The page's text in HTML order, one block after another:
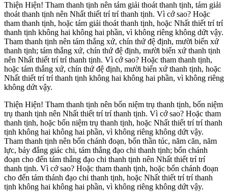
Thiện Hiện! Tham thanh tịnh nên tám giải thoát thanh tịnh, tám giải
thoát thanh tịnh nên Nhất thiết trí trí thanh tịnh. Vì cớ sao? Hoặc
tham thanh tịnh, hoặc tám giải thoát thanh tịnh, hoặc Nhất thiết trí trí
thanh tịnh không hai không hai phần, vì không riêng không dứt vậy.
Tham thanh tịnh nên tám thắng xứ, chín thứ đệ định, mười biến xứ
thanh tịnh; tám thắng xứ, chín thứ đệ định, mười biến xứ thanh tịnh
nên Nhất thiết trí trí thanh tịnh. Vì cớ sao? Hoặc tham thanh tịnh,
hoặc tám thắng xứ, chín thứ đệ định, mười biến xứ thanh tịnh, hoặc
Nhất thiết trí trí thanh tịnh không hai không hai phần, vì không riêng
không dứt vậy.
Thiện Hiện! Tham thanh tịnh nên bốn niệm trụ thanh tịnh, bốn niệm
trụ thanh tịnh nên Nhất thiết trí trí thanh tịnh. Vì cớ sao? Hoặc tham
thanh tịnh, hoặc bốn niệm trụ thanh tịnh, hoặc Nhất thiết trí trí thanh
tịnh không hai không hai phần, vì không riêng không dứt vậy.
Tham thanh tịnh nên bốn chánh đoạn, bốn thần túc, năm căn, năm
lực, bảy đẳng giác chi, tám thắng đạo chi thanh tịnh; bốn chánh
đoạn cho đến tám thắng đạo chi thanh tịnh nên Nhất thiết trí trí
thanh tịnh. Vì cớ sao? Hoặc tham thanh tịnh, hoặc bốn chánh đoạn
cho đến tám thánh đạo chi thanh tịnh, hoặc Nhất thiết trí trí thanh
tịnh không hai không hai phần, vì không riêng không dứt vậy.